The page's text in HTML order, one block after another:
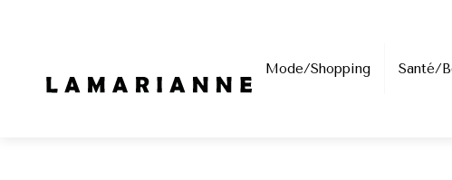
Mode/Shopping Santé/